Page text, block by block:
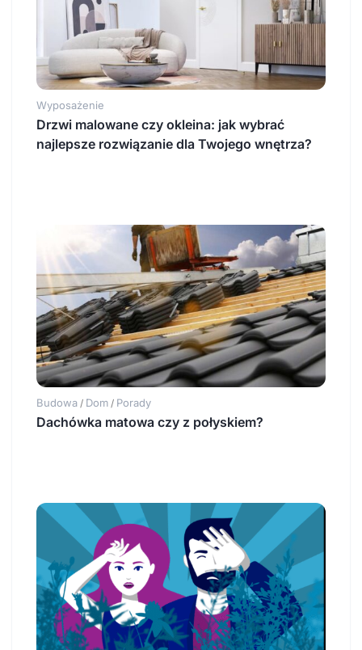
Wyposażenie
Drzwi malowane czy okleina: jak wybrać
najlepsze rozwiązanie dla Twojego wnętrza?
Budowa / Dom / Porady
Dachówka matowa czy z połyskiem?